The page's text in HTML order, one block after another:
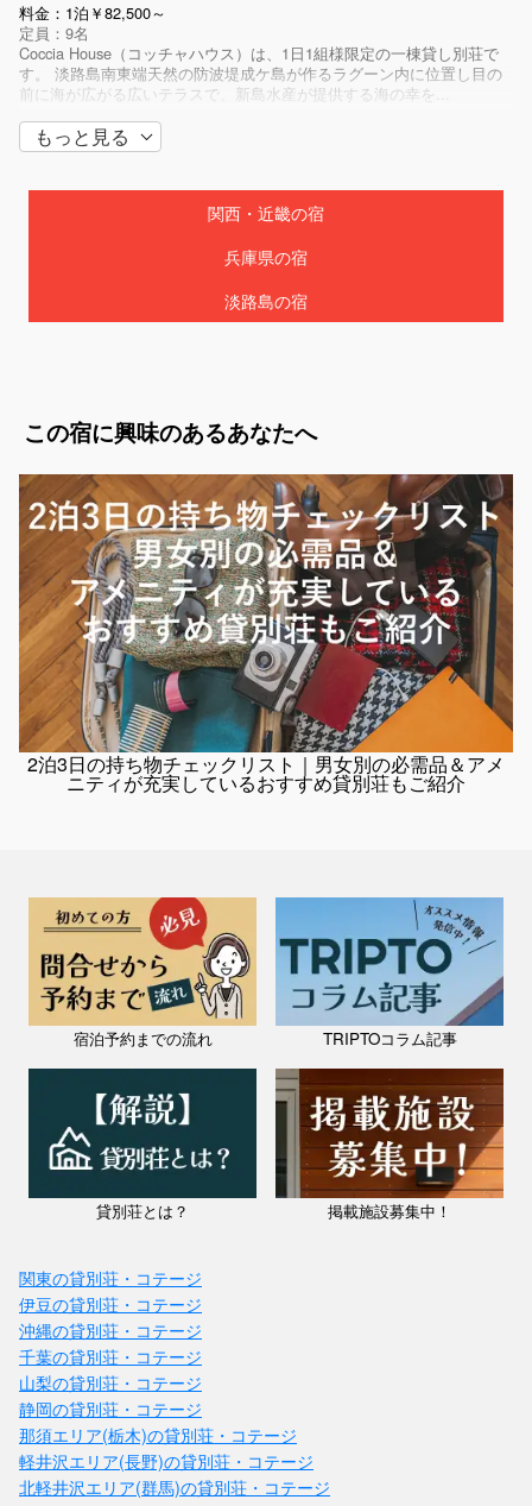
料金：1泊￥82,500～
定員：9名
Coccia House（コッチャハウス）は、1日1組様限定の一棟貸し別荘で
す。 淡路島南東端天然の防波堤成ケ島が作るラグーン内に位置し目の
前に海が広がる広いテラスで、新島水産が提供する海の幸を...
兵庫県 / 淡路島
YAY.SAUNA.AWAJISHIMA
料金：1泊（1棟）￥25,000～
定員：5名
淡路島の豊かな自然に囲まれた、古民家リゾート風の一棟貸し貸別荘で
す。 木のぬくもりを感じる落ち着いた空間で、ご家族やご友人とゆっ
たりとした時間をお過ごしいただけます。 施設の一番の魅力は、本格
的...
FarmStay YuLuLu
料金：1泊（6名）￥35,000～
定員：8名
『FarmStay YuLuLu』は、小麦畑とパン工房に囲まれた、1日1組限定の
貸切ファームステイです。 ポニーやヤギと暮らす自然豊かな環境で、
広がる空や心地よい風を感じながら、都会では味わえな...
もっと見る
関西・近畿の宿
兵庫県の宿
淡路島の宿
この宿に興味のあるあなたへ
2泊3日の持ち物チェックリスト｜男女別の必需品＆アメ
ニティが充実しているおすすめ貸別荘もご紹介
宿泊予約までの流れ TRIPTOコラム記事
貸別荘とは？ 掲載施設募集中！
関東の貸別荘・コテージ
伊豆の貸別荘・コテージ
沖縄の貸別荘・コテージ
千葉の貸別荘・コテージ
山梨の貸別荘・コテージ
静岡の貸別荘・コテージ
那須エリア(栃木)の貸別荘・コテージ
軽井沢エリア(長野)の貸別荘・コテージ
北軽井沢エリア(群馬)の貸別荘・コテージ